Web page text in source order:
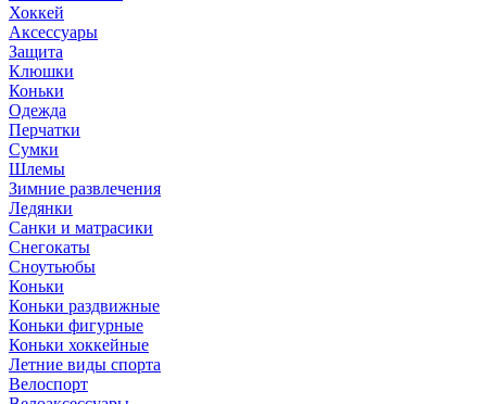
Хоккей
Аксессуары
Защита
Клюшки
Коньки
Одежда
Перчатки
Сумки
Шлемы
Зимние развлечения
Ледянки
Санки и матрасики
Снегокаты
Сноутьюбы
Коньки
Коньки раздвижные
Коньки фигурные
Коньки хоккейные
Летние виды спорта
Велоспорт